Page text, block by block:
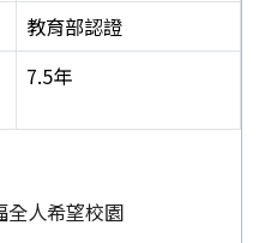
教育部認證
7.5年